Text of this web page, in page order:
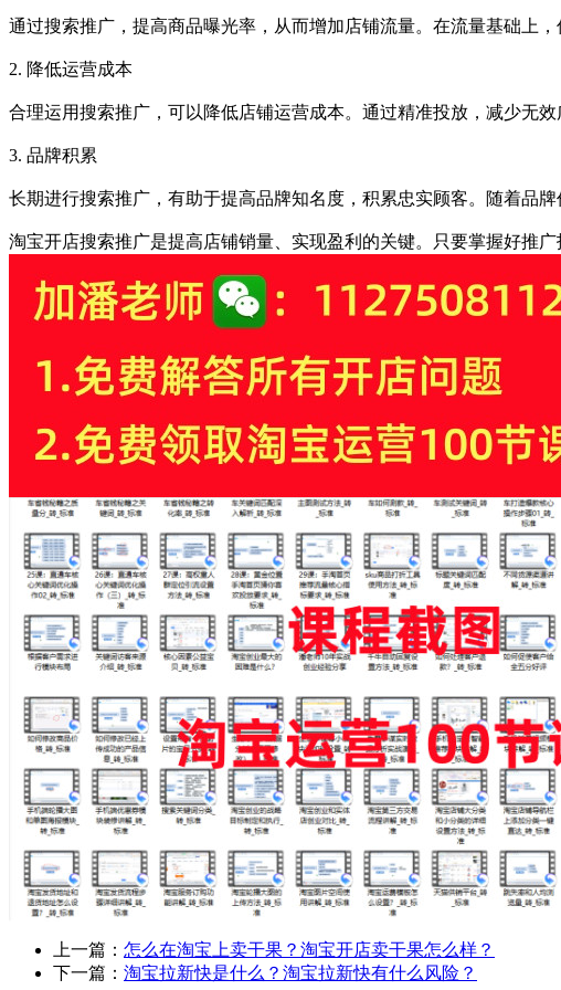
通过搜索推广，提高商品曝光率，从而增加店铺流量。在流量基础上
2. 降低运营成本
合理运用搜索推广，可以降低店铺运营成本。通过精准投放，减少无效
3. 品牌积累
长期进行搜索推广，有助于提高品牌知名度，积累忠实顾客。随着品牌
淘宝开店搜索推广是提高店铺销量、实现盈利的关键。只要掌握好推
上一篇： 怎么在淘宝上卖干果？淘宝开店卖干果怎么样？
下一篇： 淘宝拉新快是什么？淘宝拉新快有什么风险？